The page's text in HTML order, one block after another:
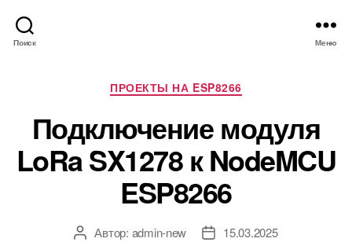
Поиск Меню
Р
у
б
р
и
к
и
ПРОЕКТЫ НА ESP8266
Подключение модуля
LoRa SX1278 к NodeMCU
ESP8266
А Автор: admin-new
Д 15.03.2025